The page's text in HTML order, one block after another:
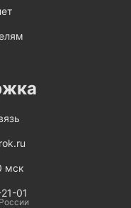
мск
01